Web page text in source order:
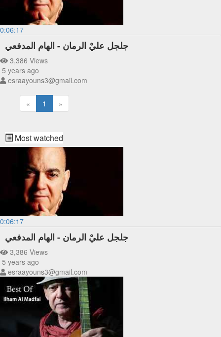
0:06:17
جلجل عليْ الرمان - الهام المدفعي
3,386 Views
5 years ago
esraayouns3@gmail.com
« 1 »
Most watched
0:06:17
جلجل عليْ الرمان - الهام المدفعي
3,386 Views
5 years ago
esraayouns3@gmail.com